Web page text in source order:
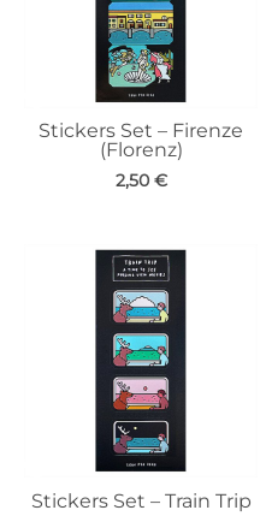
Stickers Set – Firenze
(Florenz)
2,50 €
Stickers Set – Train Trip